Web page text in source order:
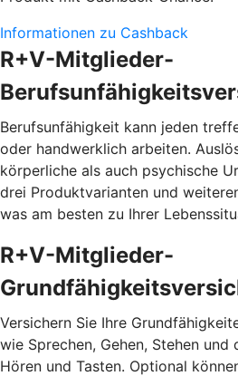
Informationen zu Cashback
R+V-Mitglieder-
Berufsunfähigkeit kann jeden
oder handwerklich arbeiten.
körperliche als auch psychische
drei Produktvarianten und
was am besten zu Ihrer
R+V-Mitglieder-
Versichern Sie Ihre
wie Sprechen, Gehen, Stehen und
Hören und Tasten. Optional